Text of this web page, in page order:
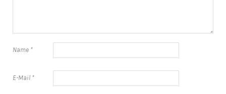
Name *
E-Mail *